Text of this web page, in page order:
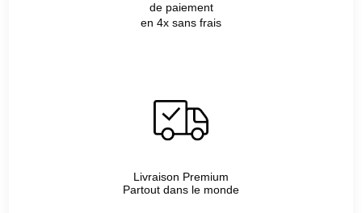
de paiement
en 4x sans frais
Livraison Premium
Partout dans le monde